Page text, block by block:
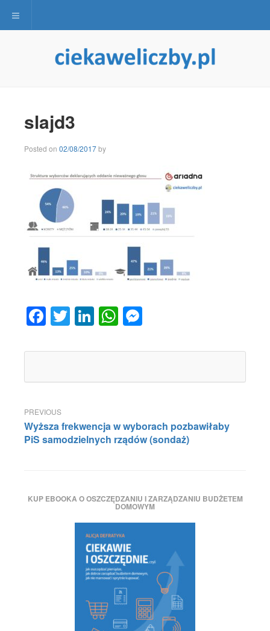
Toggle navigation
slajd3
Posted on 02/08/2017by
Facebook
Twitter
LinkedIn
WhatsApp
Nawigacja
wpisu
Wyższa frekwencja w wyborach pozbawiłaby
PiS samodzielnych rządów (sondaż)
KUP EBOOKA O OSZCZĘDZANIU I ZARZĄDZANIU BUDŻETEM
DOMOWYM